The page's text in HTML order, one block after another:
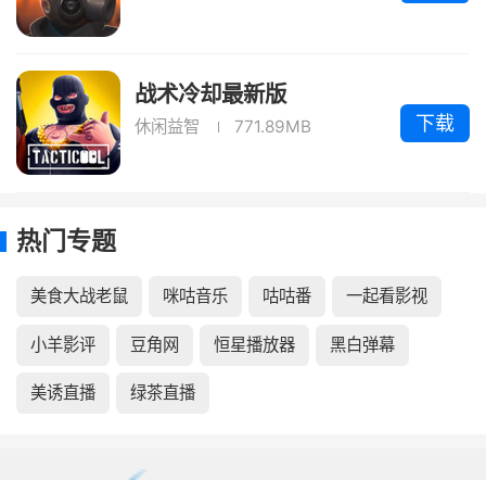
战术冷却最新版
休闲益智 771.89MB 下载
热门专题
美食大战老鼠 咪咕音乐 咕咕番 一起看影视
小羊影评 豆角网 恒星播放器 黑白弹幕
美诱直播 绿茶直播